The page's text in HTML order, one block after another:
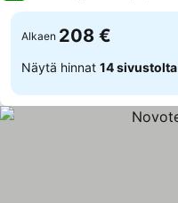
Alkaen 208 €
Näytä hinnat 14 sivustolta